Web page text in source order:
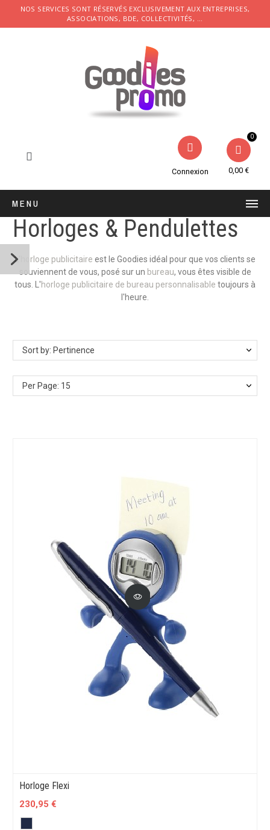
NOS SERVICES SONT RÉSERVÉS EXCLUSIVEMENT AUX ENTREPRISES,
ASSOCIATIONS, BDE, COLLECTIVITÉS, ...
Connexion 0,00 €
MENU
Horloges & Pendulettes
L' horloge publicitaire est le Goodies idéal pour que vos clients se
souviennent de vous, posé sur un bureau, vous êtes visible de
tous. L'horloge publicitaire de bureau personnalisable toujours à
l'heure.
Sort by: Pertinence
Per Page: 15
Horloge Flexi
230,95 €